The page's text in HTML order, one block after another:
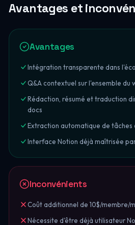
Avantages et
Avantages
Intégration transparente dans
Q&A contextuel sur l'ensemble du
Rédaction, résumé et traduction
docs
Extraction automatique de tâches
Interface Notion déjà maîtrisée
Inconvénients
Coût additionnel de 10$/membre/
Nécessite d'être déjà utilisateur